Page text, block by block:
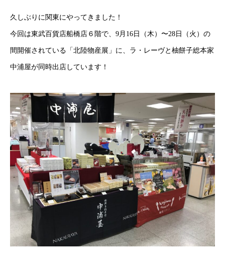
久しぶりに関東にやってきました！
今回は東武百貨店船橋店６階で、9月16日（木）〜28日（火）の
間開催されている「北陸物産展」に、ラ・レーヴと柚餅子総本家
中浦屋が同時出店しています！